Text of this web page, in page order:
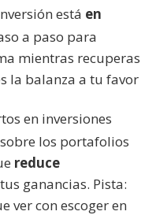
está en
a paso para
mientras recuperas
la balanza a tu favor
en inversiones
los portafolios
reduce
tus ganancias. Pista:
ver con escoger en